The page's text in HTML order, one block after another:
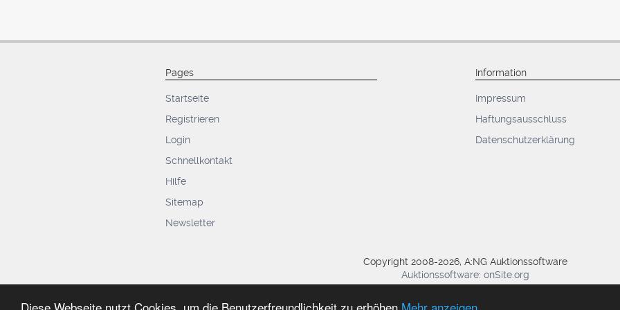
Diese Webseite nutzt Cookies, um die Benutzerfreundlichkeit zu erhöhen Mehr anzeigen
Pages
Startseite
Registrieren
Login
Schnellkontakt
Hilfe
Sitemap
Newsletter
Information
Impressum
Haftungsausschluss
Datenschutzerklärung
Copyright 2008-2026, A:NG Auktionssoftware
Auktionssoftware: onSite.org